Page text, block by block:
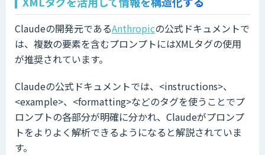
Claudeの開発元であるAnthropicの公式ドキュメントで
は、複数の要素を含むプロンプトにはXMLタグの使用
が推奨されています。
Claudeの公式ドキュメントでは、<instructions>、
<example>、<formatting>などのタグを使うことでプ
ロンプトの各部分が明確に分かれ、Claudeがプロンプ
トをよりよく解析できるようになると解説されていま
す。